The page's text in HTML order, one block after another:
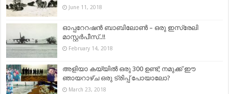
June 11, 2018
ഓപ്പറേറഷൻ ബാബിലോൺ – ഒരു ഇസ്രേലി
മാസ്റ്റർപീസ്..!!
February 14, 2018
അളിയാ കയ്യിൽ ഒരു 300 ഉണ്ട്; നമുക്ക് ഈ
ഞായറാഴ്ച ഒരു ട്രിപ്പ് പോയാലോ?
March 23, 2018